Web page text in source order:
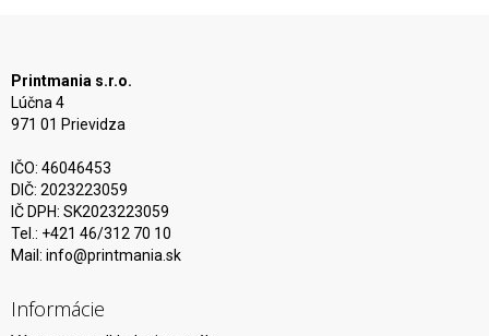
Printmania s.r.o.
Lúčna 4
971 01 Prievidza
IČO: 46046453
DIČ: 2023223059
IČ DPH: SK2023223059
Tel.: +421 46/312 70 10
Mail: info@printmania.sk
Informácie